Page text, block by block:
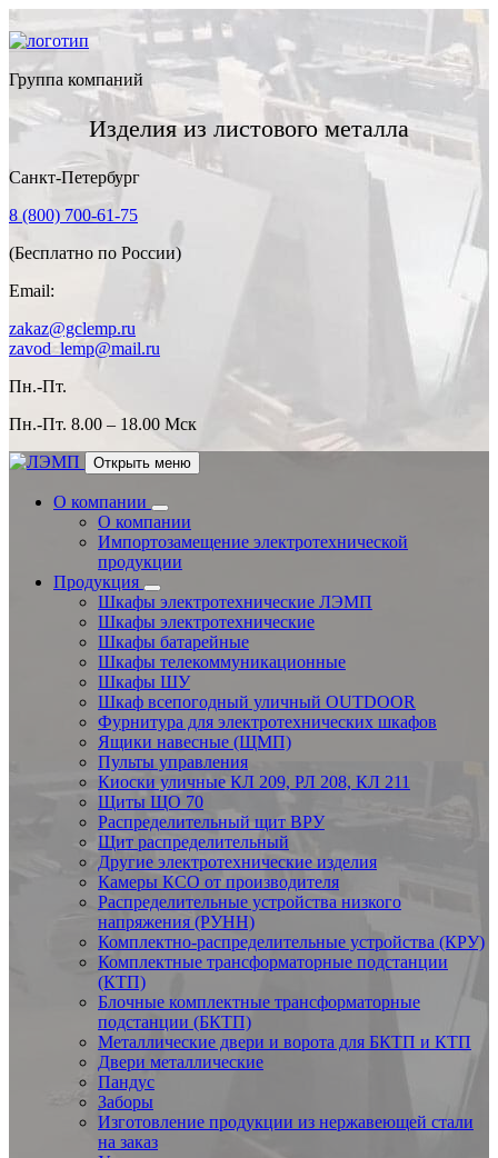
Группа компаний
Изделия из листового металла
Санкт-Петербург
8 (800) 700-61-75
(Бесплатно по России)
Email:
zakaz@gclemp.ru
zavod_lemp@mail.ru
Пн.-Пт.
Пн.-Пт. 8.00 – 18.00 Мск
Открыть меню
О компании
О компании
Импортозамещение электротехнической
продукции
Продукция
Шкафы электротехнические ЛЭМП
Шкафы электротехнические
Шкафы батарейные
Шкафы телекоммуникационные
Шкафы ШУ
Шкаф всепогодный уличный OUTDOOR
Фурнитура для электротехнических шкафов
Ящики навесные (ЩМП)
Пульты управления
Киоски уличные КЛ 209, РЛ 208, КЛ 211
Щиты ЩО 70
Распределительный щит ВРУ
Щит распределительный
Другие электротехнические изделия
Камеры КСО от производителя
Распределительные устройства низкого
напряжения (РУНН)
Комплектно-распределительные устройства (КРУ)
Комплектные трансформаторные подстанции
(КТП)
Блочные комплектные трансформаторные
подстанции (БКТП)
Металлические двери и ворота для БКТП и КТП
Двери металлические
Пандус
Заборы
Изготовление продукции из нержавеющей стали
на заказ